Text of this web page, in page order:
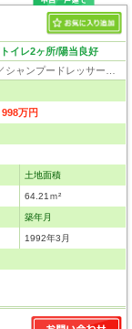
イレ2ヶ所/陽当良好
東京電力／公営水道／プロパン（個別）／下水／追い焚き／シャンプードレッサー／システムキッチン／フローリング／クローゼット
998万円
土地面積
64.21ｍ²
築年月
1992年3月